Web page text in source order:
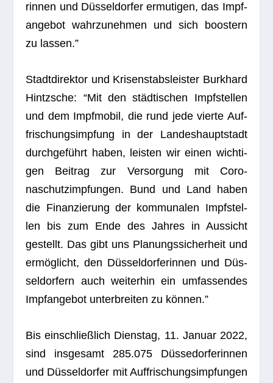
rin­nen und Düs­sel­dor­fer ermu­ti­gen, das Impf­
an­ge­bot wahr­zu­neh­men und sich boos­tern
zu lassen.”
Stadt­di­rek­tor und Kri­sen­stabs­leis­ter Burk­hard
Hintzsche: “Mit den städ­ti­schen Impf­stel­len
und dem Impf­mo­bil, die rund jede vierte Auf­
fri­schungs­imp­fung in der Lan­des­haupt­stadt
durch­ge­führt haben, leis­ten wir einen wich­ti­
gen Bei­trag zur Ver­sor­gung mit Coro­
naschutz­imp­fun­gen. Bund und Land haben
die Finan­zie­rung der kom­mu­na­len Impf­stel­
len bis zum Ende des Jah­res in Aus­sicht
gestellt. Das gibt uns Pla­nungs­si­cher­heit und
ermög­licht, den Düs­sel­dor­fe­rin­nen und Düs­
sel­dor­fern auch wei­ter­hin ein umfas­sen­des
Impf­an­ge­bot unter­brei­ten zu können.”
Bis ein­schließ­lich Diens­tag, 11. Januar 2022,
sind ins­ge­samt 285.075 Düs­se­dor­fe­rin­nen
und Düs­sel­dor­fer mit Auf­fri­schungs­imp­fun­gen